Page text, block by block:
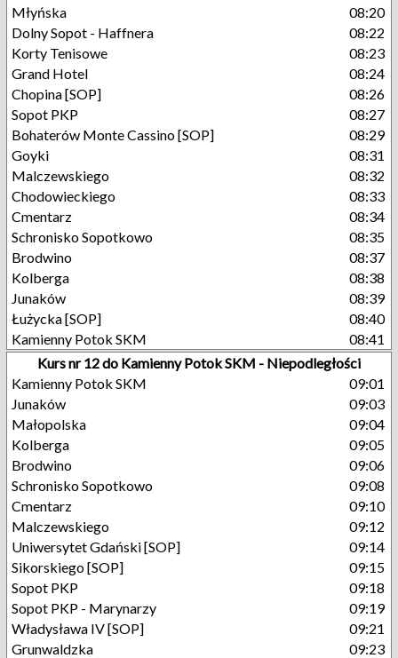
Młyńska
08:20
Dolny Sopot - Haffnera
08:22
Korty Tenisowe
08:23
Grand Hotel
08:24
Chopina [SOP]
08:26
Sopot PKP
08:27
Bohaterów Monte Cassino [SOP]
08:29
Goyki
08:31
Malczewskiego
08:32
Chodowieckiego
08:33
Cmentarz
08:34
Schronisko Sopotkowo
08:35
Brodwino
08:37
Kolberga
08:38
Junaków
08:39
Łużycka [SOP]
08:40
Kamienny Potok SKM
08:41
Kurs nr 12 do Kamienny Potok SKM - Niepodległości
Kamienny Potok SKM
09:01
Junaków
09:03
Małopolska
09:04
Kolberga
09:05
Brodwino
09:06
Schronisko Sopotkowo
09:08
Cmentarz
09:10
Malczewskiego
09:12
Uniwersytet Gdański [SOP]
09:14
Sikorskiego [SOP]
09:15
Sopot PKP
09:18
Sopot PKP - Marynarzy
09:19
Władysława IV [SOP]
09:21
Grunwaldzka
09:23